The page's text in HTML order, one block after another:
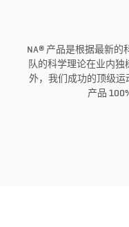
NA® 产品是根据最新的
队的科学理论在业内
外，我们成功的顶级运
产品